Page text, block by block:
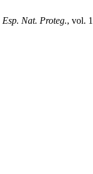
Esp. Nat. Proteg., vol.